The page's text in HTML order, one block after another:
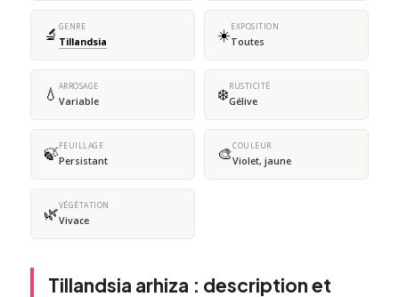
🔬 GENRE
Tillandsia ☀️EXPOSITION
Toutes
💧 ARROSAGE
Variable ❄️RUSTICITÉ
Gélive
🍃FEUILLAGE
Persistant 🎨COULEUR
Violet, jaune
🌿VÉGÉTATION
Vivace
Tillandsia arhiza : description et